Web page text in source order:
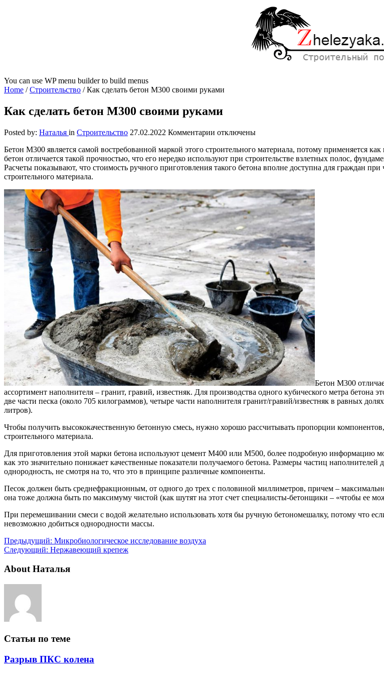
You can use WP menu builder to build menus
Home /Строительство /Как сделать бетон М300 своими руками
Как сделать бетон М300 своими руками
Posted by: Наталья in Строительство 27.02.2022 Комментарии к
Как
сделать
бетон
руками
отключены
Бетон М300 является самой востребованной маркой этого строительного материала, потому применяется
бетон отличается такой прочностью, что его нередко используют при строительстве взлетных полос,
Расчеты показывают, что стоимость ручного приготовления такого бетона вполне доступна для граждан
строительного материала.
Бетон М300
ассортимент наполнителя – гранит, гравий, известняк. Для производства одного кубического метра бетона
две части песка (около 705 килограммов), четыре части наполнителя гранит/гравий/известняк в равных
литров).
Чтобы получить высококачественную бетонную смесь, нужно хорошо рассчитывать пропорции
строительного материала.
Для приготовления этой марки бетона используют цемент М400 или М500, более подробную информацию
как это значительно понижает качественные показатели получаемого бетона. Размеры частиц
однородность, не смотря на то, что это в принципе различные компоненты.
Песок должен быть среднефракционным, от одного до трех с половиной миллиметров, причем –
она тоже должна быть по максимуму чистой (как шутят на этот счет специалисты-бетонщики – «чтобы ее
При перемешивании смеси с водой желательно использовать хотя бы ручную бетономешалку, потому что
невозможно добиться однородности массы.
Предыдущий: Микробиологическое исследование воздуха
Следующий: Нержавеющий крепеж
About Наталья
Статьи по теме
Разрыв ПКС колена